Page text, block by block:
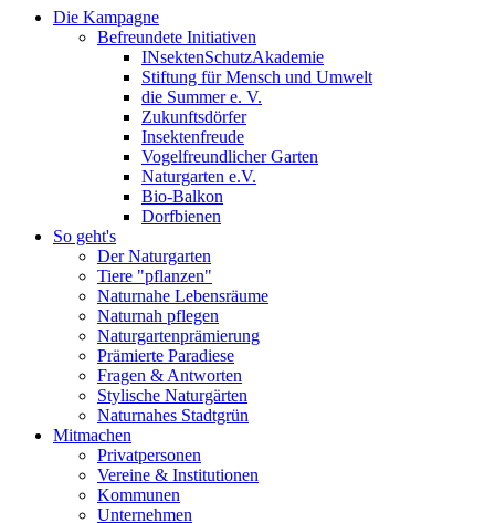
Die Kampagne
Befreundete Initiativen
INsektenSchutzAkademie
Stiftung für Mensch und Umwelt
die Summer e. V.
Zukunftsdörfer
Insektenfreude
Vogelfreundlicher Garten
Naturgarten e.V.
Bio-Balkon
Dorfbienen
So geht's
Der Naturgarten
Tiere "pflanzen"
Naturnahe Lebensräume
Naturnah pflegen
Naturgartenprämierung
Prämierte Paradiese
Fragen & Antworten
Stylische Naturgärten
Naturnahes Stadtgrün
Mitmachen
Privatpersonen
Vereine & Institutionen
Kommunen
Unternehmen